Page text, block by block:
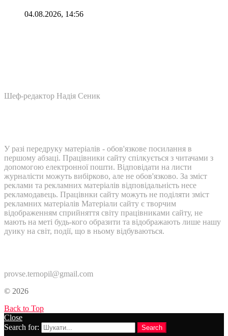
04.08.2026, 14:56
Шеф-редактор Надія Сеник
У разі передруку матеріалів - обов'язкове посилання в
першому абзаці. Працівники сайту спілкується з читачами з
допомогою електронної пошти. Відповідати на листи
журналісти можуть вибірково, але не обов'язково. За зміст
реклами та рекламних матеріалів відповідальність несе
рекламодавець. Працівнки сайту можуть не поділяти зміст
рекламних матеріалів Матеріали сайту є творчим
відображенням сприйняття світу працівниками сайту, не
мають на меті будь-кого образити та відображають лише нашу
дуику на світ, події, що в ньому відбуваються.
provse.ternopil@gmail.com
© 2026
Back to Top
Close
Search for:
Search